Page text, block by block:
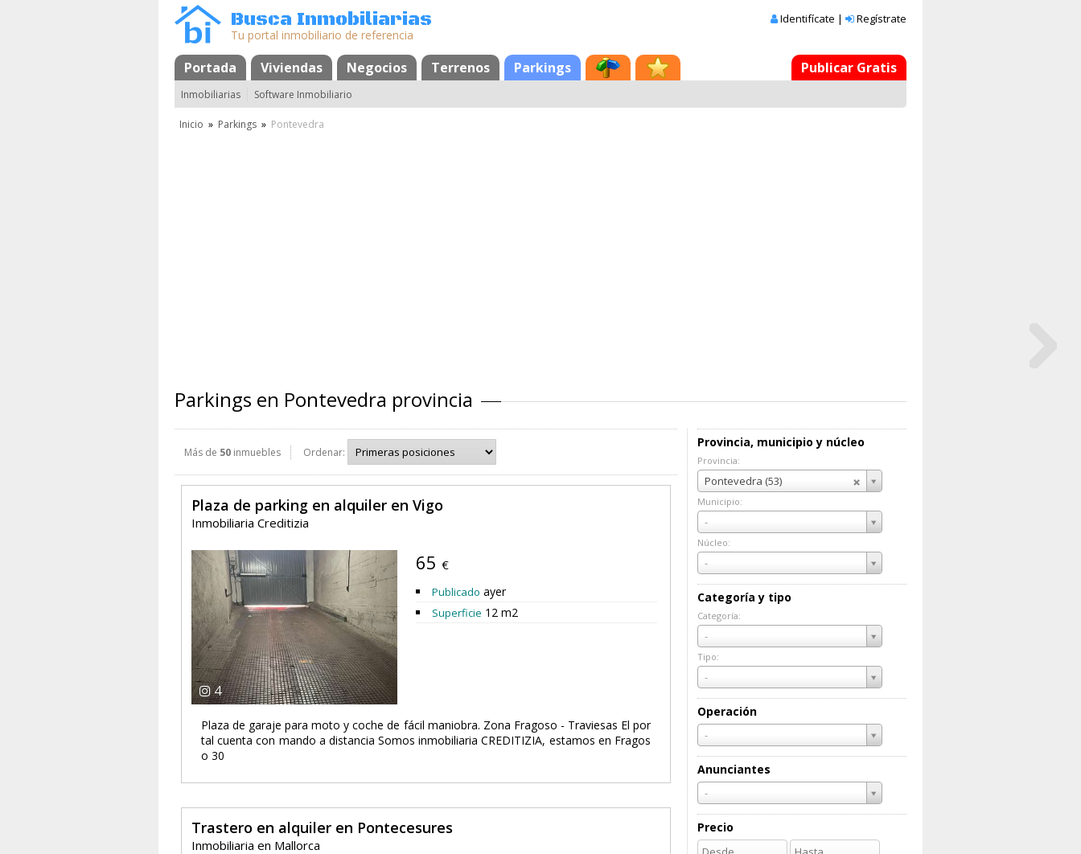
Busca Inmobiliarias
Tu portal inmobiliario de referencia
Identifícate | Regístrate
Portada Viviendas Negocios Terrenos Parkings
MapaFavoritos Publicar Gratis
Inmobiliarias Software Inmobiliario
Inicio » Parkings » Pontevedra
Parkings en Pontevedra provincia
Provincia, municipio y núcleo
Provincia:
Pontevedra (53)
Provincia:
Municipio:
-
Municipio:
Núcleo:
-
Núcleo:
Categoría y tipo
Categoría:
-
Categoría:
Tipo:
-
Tipo:
Operación
-
Anunciantes
-
Precio
Más de 50 inmuebles Ordenar:
Plaza de parking en alquiler en Vigo
Inmobiliaria Creditizia
4
65 €
Publicado ayer
Superficie 12 m2
Plaza de garaje para moto y coche de fácil maniobra. Zona Fragoso - Traviesas El por
tal cuenta con mando a distancia Somos inmobiliaria CREDITIZIA, estamos en Fragos
o 30
Trastero en alquiler en Pontecesures
Inmobiliaria en Mallorca